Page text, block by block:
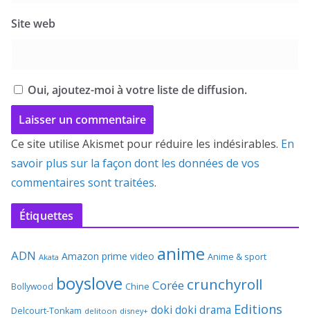
Site web
Oui, ajoutez-moi à votre liste de diffusion.
Ce site utilise Akismet pour réduire les indésirables. En
savoir plus sur la façon dont les données de vos
commentaires sont traitées.
Étiquettes
ADN Akata Amazon prime video anime Anime & sport
Bollywood boyslove Chine Corée crunchyroll
Delcourt-Tonkam delitoon disney+ doki doki drama Editions